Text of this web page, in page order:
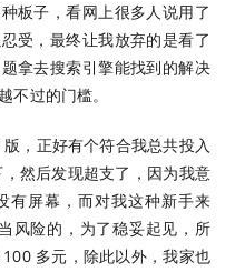
板子，看网上很多人说用了
受，最终让我放弃的是看了
拿去搜索引擎能找到的解决
不过的门槛。
，正好有个符合我总共投入
然后发现超支了，因为我意
有屏幕，而对我这种新手来
风险的，为了稳妥起见，所
多元，除此以外，我家也